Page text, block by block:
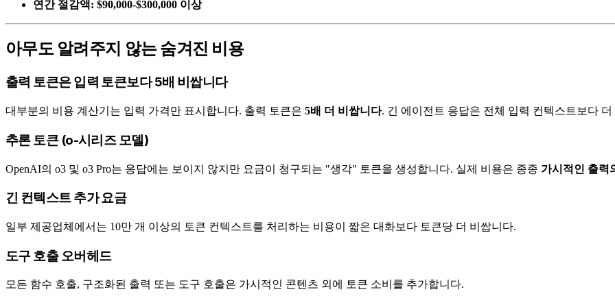
연간 절감액: $90,000-$300,000 이상
아무도 알려주지 않는 숨겨진 비용
출력 토큰은 입력 토큰보다 5배 비쌉니다
대부분의 비용 계산기는 입력 가격만 표시합니다. 출력 토큰은 5배 더 비쌉니다. 긴 에이전트 응답은 전체 입력 컨텍스트보다
추론 토큰 (o-시리즈 모델)
OpenAI의 o3 및 o3 Pro는 응답에는 보이지 않지만 요금이 청구되는 "생각" 토큰을 생성합니다. 실제 비용은 종종 가시적인 출력
긴 컨텍스트 추가 요금
일부 제공업체에서는 10만 개 이상의 토큰 컨텍스트를 처리하는 비용이 짧은 대화보다 토큰당 더 비쌉니다.
도구 호출 오버헤드
모든 함수 호출, 구조화된 출력 또는 도구 호출은 가시적인 콘텐츠 외에 토큰 소비를 추가합니다.